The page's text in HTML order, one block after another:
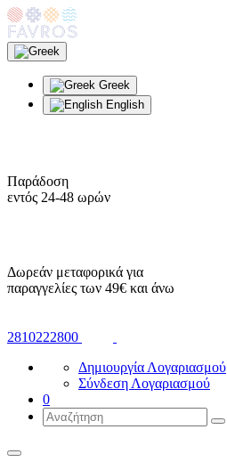
Greek
English
Παράδοση
εντός 24-48 ωρών
Δωρεάν μεταφορικά για
παραγγελίες των 49€ και άνω
2810222800
Δημιουργία Λογαριασμού
Σύνδεση Λογαριασμού
0